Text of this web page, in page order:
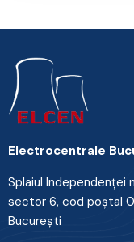
Electrocentrale
Splaiul Independenţei
sector 6, cod poştal
Bucureşti